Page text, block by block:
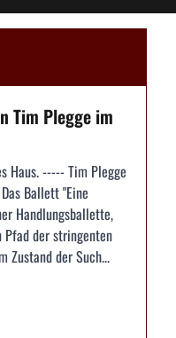
Tim Plegge im
Haus. ----- Tim Plegge
Ballett "Eine
Handlungsballette,
Pfad der stringenten
Zustand der Such...